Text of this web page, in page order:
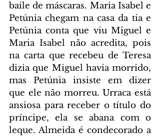
baile de máscaras. Maria Isabel e
Petúnia chegam na casa da tia e
Petúnia conta que viu Miguel e
Maria Isabel não acredita, pois
na carta que recebeu de Teresa
dizia que Miguel havia morrido,
mas Petúnia insiste em dizer
que ele não morreu. Urraca está
ansiosa para receber o título do
príncipe, ela se abana com o
leque. Almeida é condecorado a